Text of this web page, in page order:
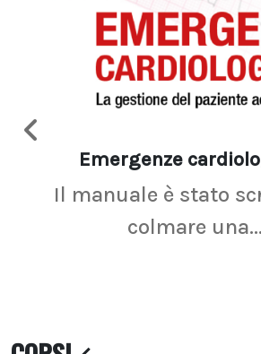
Emergenze
Il manuale è stato
colmare una...